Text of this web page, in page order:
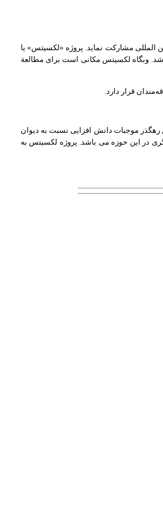
المللی مشارکت نماید. پروژه «لکسیتس» یا
وبگاه لکسیتس مکانی است برای مطالعة
قرار دارد.
رهگذر موجبات دانش افزایی نسبت به دیوان
در این حوزه می باشد. پروژه لکسیتس به